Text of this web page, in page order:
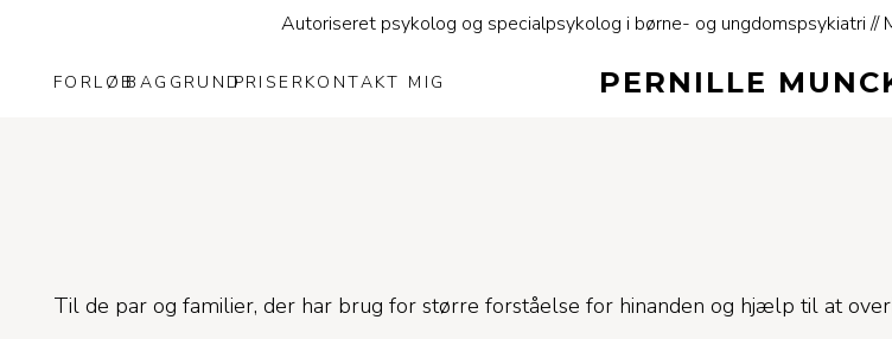
Autoriseret psykolog og specialpsykolog i børne- og ungdomspsykiatri //
FORLØBBAGGRUNDPRISERKONTAKT MIG PERNILLE
Til de par og familier, der har brug for større forståelse for hinanden og hjælp til at